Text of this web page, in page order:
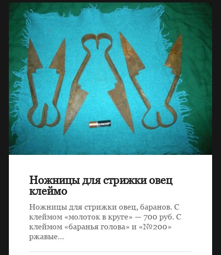
Ножницы для стрижки овец
клеймо
Ножницы для стрижки овец, баранов. С
клеймом «молоток в круге» — 700 руб. С
клеймом «баранья голова» и «№200»
ржавые…